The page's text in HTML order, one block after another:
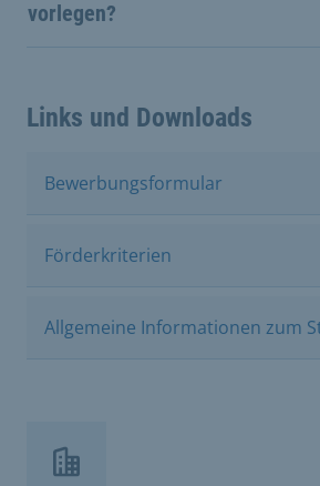
vorlegen?
Links und Downloads
Bewerbungsformular
Förderkriterien
Allgemeine Informationen zum